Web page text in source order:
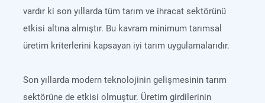
vardır ki son yıllarda tüm tarım ve ihracat sektörünü
etkisi altına almıştır. Bu kavram minimum tarımsal
üretim kriterlerini kapsayan iyi tarım uygulamalarıdır.
Son yıllarda modern teknolojinin gelişmesinin tarım
sektörüne de etkisi olmuştur. Üretim girdilerinin